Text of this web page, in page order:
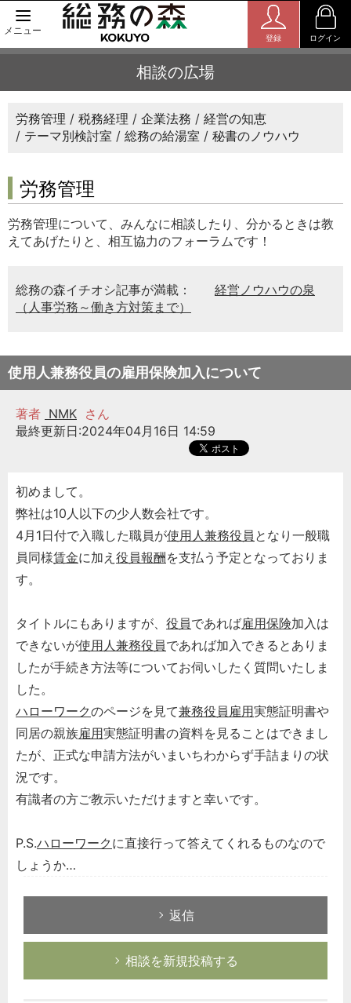
メニュー
登録 ログイン
相談の広場
労務管理 税務経理 企業法務
経営の知恵
テーマ別検討室
総務の給湯室 秘書のノウハウ
労務管理
労務管理について、みんなに相談したり、分かるときは教
えてあげたりと、相互協力のフォーラムです！
総務の森イチオシ記事が満載：
経営ノウハウの泉
（人事労務～働き方対策まで）
使用人兼務役員の雇用保険加入について
著者 NMK さん
最終更新日:2024年04月16日 14:59
初めまして。
弊社は10人以下の少人数会社です。
4月1日付で入職した職員が使用人兼務役員 となり一般職
員同様賃金に加え 役員報酬を支払う予定となっておりま
す。
タイトルにもありますが、 役員であれば雇用保険加入は
できないが使用人兼務役員であれば加入できるとありま
したが手続き方法等についてお伺いしたく質問いたしま
した。
ハローワークのページを見て兼務役員 雇用実態証明書や
同居の親族雇用実態証明書の資料を見ることはできまし
たが、正式な申請方法がいまいちわからず手詰まりの状
況です。
有識者の方ご教示いただけますと幸いです。
P.S.ハローワーク に直接行って答えてくれるものなので
しょうか…
返信
相談を新規投稿する